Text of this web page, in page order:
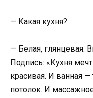
— Какая кухня?
— Белая, глянцевая.
Подпись: «Кухня
красивая. И ванная
потолок. И